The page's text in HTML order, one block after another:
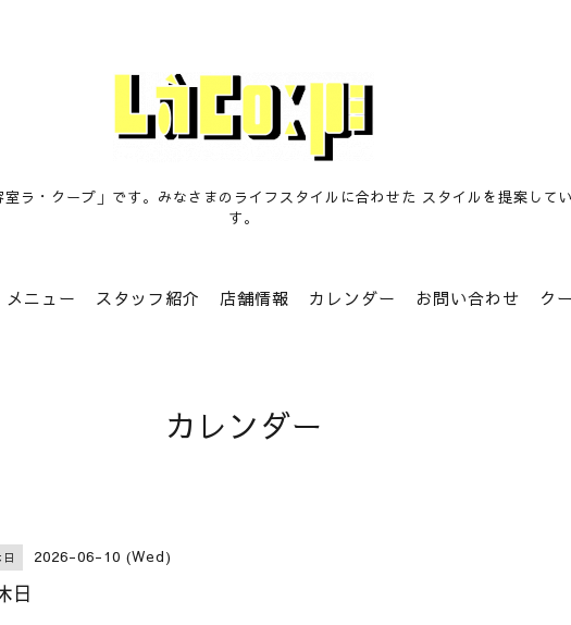
ラ・クープ」です。みなさまのライフスタイルに合わせた スタイルを提案して
す。
メニュー スタッフ紹介 店舗情報 カレンダー お問い合わせ ク
カレンダー
2026-06-10 (Wed)
日